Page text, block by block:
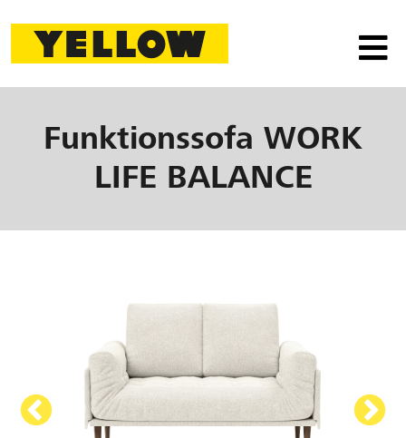
Funktionssofa WORK
LIFE BALANCE